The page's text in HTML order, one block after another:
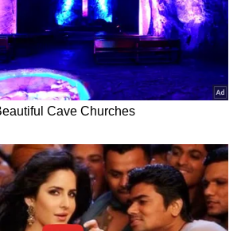
1, 10, 19 , 28 తేదీలలో జన్మించిన